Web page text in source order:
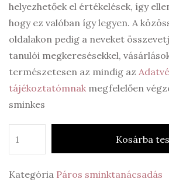
helyezhetőek el értékelések, így
hogy ez valóban így legyen. A
oldalakon pedig a neveket
tanulói megkeresésekkel,
természetesen az mindig az
tájékoztatómnak megfelelően
sminkes
Kosárba
Kategória Páros sminktanácsadás